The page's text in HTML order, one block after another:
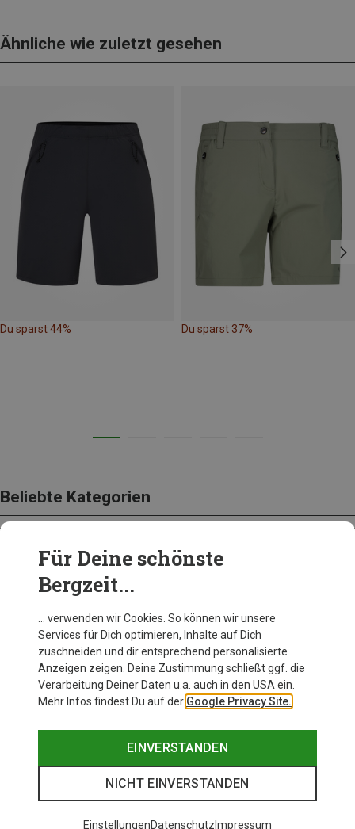
Ähnliche wie zuletzt gesehen
Du sparst 44% Du sparst 37%
Beliebte Kategorien
BEKLEIDUNG
Für Deine schönste
Bergzeit...
… verwenden wir Cookies. So können wir unsere
Services für Dich optimieren, Inhalte auf Dich
zuschneiden und dir entsprechend personalisierte
Anzeigen zeigen. Deine Zustimmung schließt ggf. die
Verarbeitung Deiner Daten u.a. auch in den USA ein.
Mehr Infos findest Du auf der Google Privacy Site.
EINVERSTANDEN
NICHT EINVERSTANDEN
EinstellungenDatenschutz Impressum